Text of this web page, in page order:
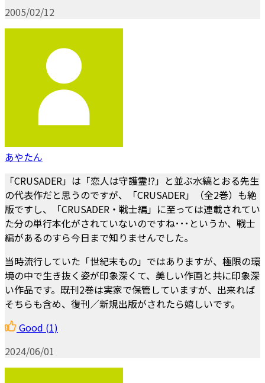
2005/02/12
あやたん
「CRUSADER」は「恋人は守護霊!?」と並ぶ水縞とおる先生
の代表作だと思うのですが、「CRUSADER」（全2巻）も絶
版ですし、「CRUSADER・戦士編」に至っては連載されてい
た分の単行本化がされていないのですね･･･というか、戦士
編があるのすら今日まで知りませんでした。
当時流行していた「世紀末もの」ではありますが、極限の環
境の中で生き抜く姿が印象深くて、美しい作画と共に印象深
い作品です。既刊2巻は実家で保管していますが、出来れば
そちらも含め、復刊／新規出版がされたら嬉しいです。
Good (1)
2024/06/01